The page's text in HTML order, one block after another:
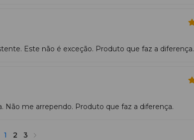
Este não é exceção. Produto que faz a diferença.
Não me arrependo. Produto que faz a diferença.
1 2 3